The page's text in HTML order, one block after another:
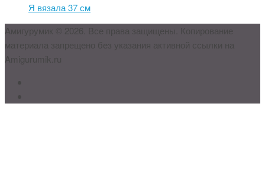
Я вязала 37 см
Амигурумик © 2026. Все права защищены. Копирование
материала запрещено без указания активной ссылки на
Amigurumik.ru